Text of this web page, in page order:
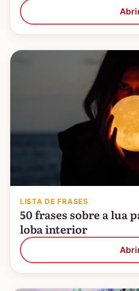
LISTA DE FRASES
50 frases sobre a lua
loba interior